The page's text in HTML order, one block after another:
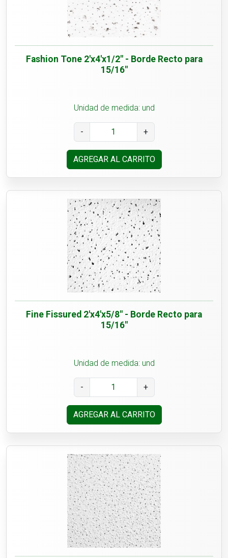
Fashion Tone 2'x4'x1/2" - Borde Recto para
15/16"
Unidad de medida: und
- +
AGREGAR AL CARRITO
Fine Fissured 2'x4'x5/8" - Borde Recto para
15/16"
Unidad de medida: und
- +
AGREGAR AL CARRITO